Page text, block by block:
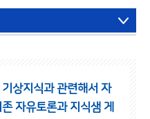
상지식과 관련해서 자
존 자유토론과 지식샘 게